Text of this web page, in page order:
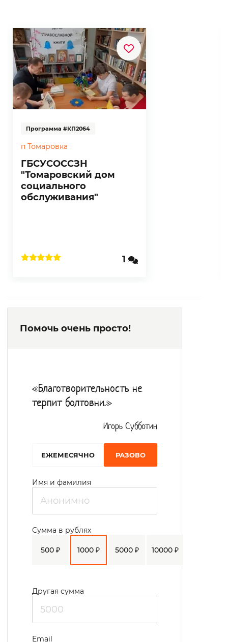
Программа #КП2064
п Томаровка
ГБСУСОССЗН
"Томаровский дом
социального
обслуживания"
1
Помочь очень просто!
«Благотворительность не
терпит болтовни.»
Игорь Субботин
EЖЕМЕСЯЧНО РАЗОВО
Имя и фамилия
500 ₽ 1000 ₽ 5000 ₽ 10000 ₽
Сумма в рублях
Другая сумма
Email